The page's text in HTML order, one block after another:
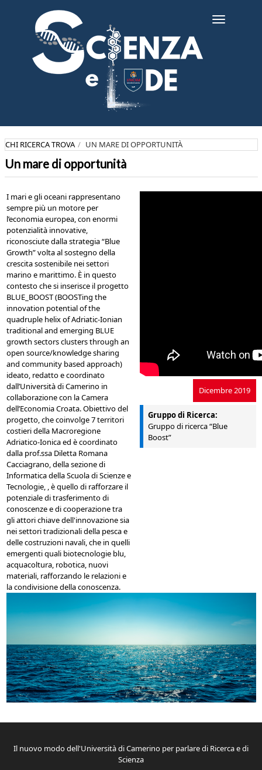
contenuto
Toggle
CHI RICERCA TROVA UN MARE DI OPPORTUNITÀ
Un mare di opportunità
I mari e gli oceani rappresentano
sempre più un motore per
l’economia europea, con enormi
potenzialità innovative,
riconosciute dalla strategia “Blue
Growth” volta al sostegno della
crescita sostenibile nei settori
marino e marittimo. È in questo
contesto che si inserisce il progetto
BLUE_BOOST (BOOSTing the
innovation potential of the
quadruple helix of Adriatic-Ionian
traditional and emerging BLUE
growth sectors clusters through an
open source/knowledge sharing
and community based approach)
ideato, redatto e coordinato
dall’Università di Camerino in
collaborazione con la Camera
dell’Economia Croata. Obiettivo del
progetto, che coinvolge 7 territori
costieri della Macroregione
Adriatico-Ionica ed è coordinato
dalla prof.ssa Diletta Romana
Cacciagrano, della sezione di
Informatica della Scuola di Scienze e
Tecnologie, , è quello di rafforzare il
potenziale di trasferimento di
conoscenze e di cooperazione tra
gli attori chiave dell'innovazione sia
nei settori tradizionali della pesca e
delle costruzioni navali, che in quelli
emergenti quali biotecnologie blu,
acquacoltura, robotica, nuovi
materiali, rafforzando le relazioni e
la condivisione della conoscenza.
Dicembre 2019
Gruppo di Ricerca:
Gruppo di ricerca “Blue
Boost”
evidenza.jpg
Il nuovo modo dell'Università di Camerino per parlare di Ricerca e di
Scienza